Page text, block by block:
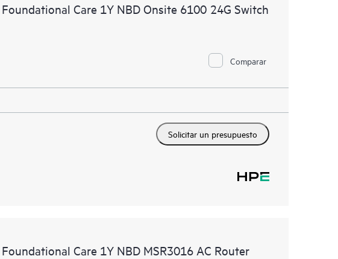
Care 1Y NBD Onsite 6100 24G Switch
Comparar
Solicitar un presupuesto
Care 1Y NBD MSR3016 AC Router